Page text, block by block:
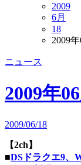
2009
6月
18
2009
ニュース
2009年
2009/06/18
【2ch】
■DSドラクエ9、